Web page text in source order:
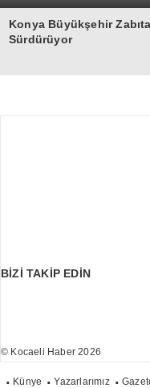
Konya Büyükşehir
Sürdürüyor
BİZİ TAKİP EDİN
© Kocaeli Haber 2026
Künye Yazarlarımız